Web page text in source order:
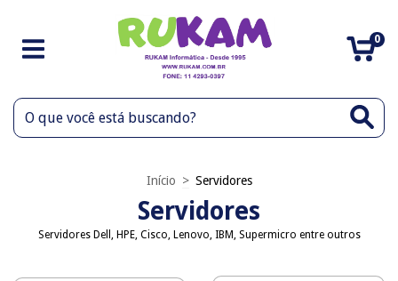
0
Início > Servidores
Servidores
Servidores Dell, HPE, Cisco, Lenovo, IBM, Supermicro entre outros